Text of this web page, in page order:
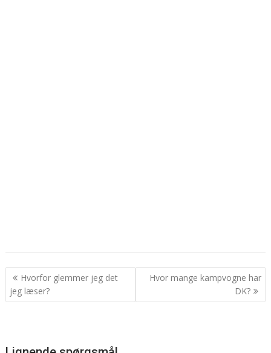
Indlægsnavigation
Hvorfor glemmer jeg det
jeg læser?
Hvor mange kampvogne har
DK?